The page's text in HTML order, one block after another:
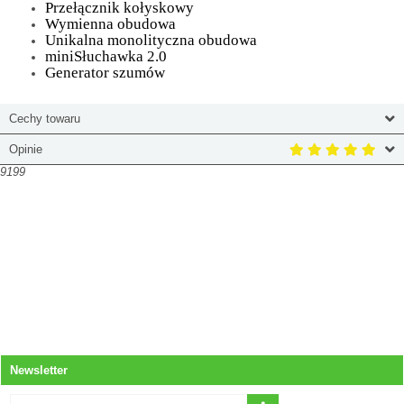
Przełącznik kołyskowy
Wymienna obudowa
Unikalna monolityczna obudowa
miniSłuchawka 2.0
Generator szumów
Cechy towaru
Opinie
9199
Newsletter